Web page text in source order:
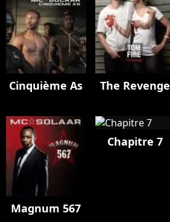
Cinquième As The Revenge
Magnum 567
Chapitre 7